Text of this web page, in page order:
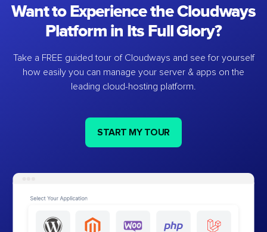
Want to Experience the Cloudways
Platform in Its Full Glory?
Take a FREE guided tour of Cloudways and see for yourself
how easily you can manage your server & apps on the
leading cloud-hosting platform.
START MY TOUR